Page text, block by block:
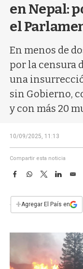
en Nepal:
el
En menos de
por la censura
una
sin Gobierno,
y con más 20
10/09/2025, 11:13
Compartir esta noticia
F
e
b
W
s
T
w
t
L
n
E
i
l
+Agregar El País en